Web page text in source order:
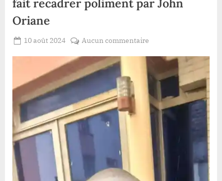
fait recadrer poliment par John
Oriane
Posted
10 août 2024
ROMEO
Aucun commentaire
Uele/Mauvaise
gestion
la
redevance
minière
dans
le
secteur
kibali
:Maître